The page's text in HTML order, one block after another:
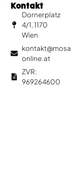
Kontakt
Dornerplatz
4/1, 1170
Wien
online.at
ZVR:
969264600